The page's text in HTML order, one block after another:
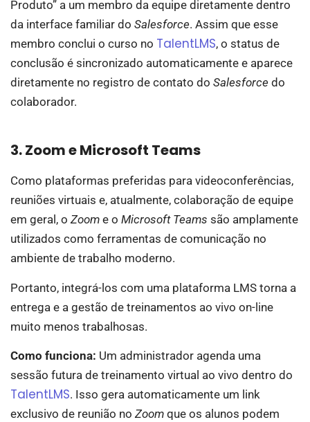
Produto” a um membro da equipe diretamente dentro
da interface familiar do Salesforce. Assim que esse
membro conclui o curso no TalentLMS, o status de
conclusão é sincronizado automaticamente e aparece
diretamente no registro de contato do Salesforce do
colaborador.
3. Zoom e Microsoft Teams
Como plataformas preferidas para videoconferências,
reuniões virtuais e, atualmente, colaboração de equipe
em geral, o Zoom e o Microsoft Teams são amplamente
utilizados como ferramentas de comunicação no
ambiente de trabalho moderno.
Portanto, integrá-los com uma plataforma LMS torna a
entrega e a gestão de treinamentos ao vivo on-line
muito menos trabalhosas.
Como funciona: Um administrador agenda uma
sessão futura de treinamento virtual ao vivo dentro do
TalentLMS. Isso gera automaticamente um link
exclusivo de reunião no Zoom que os alunos podem